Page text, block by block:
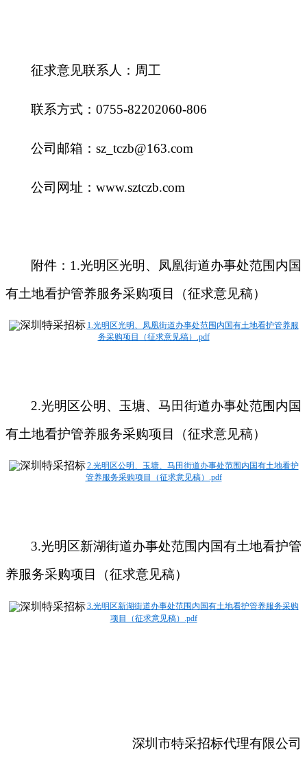
征求意见联系人：周工
联系方式：0755-82202060-806
公司邮箱：sz_tczb@163.com
公司网址：www.sztczb.com
附件：1.光明区光明、凤凰街道办事处范围内国
有土地看护管养服务采购项目（征求意见稿）
1.光明区光明、凤凰街道办事处范围内国有土地看护管养服
务采购项目（征求意见稿）.pdf
2.光明区公明、玉塘、马田街道办事处范围内国
有土地看护管养服务采购项目（征求意见稿）
2.光明区公明、玉塘、马田街道办事处范围内国有土地看护
管养服务采购项目（征求意见稿）.pdf
3.光明区新湖街道办事处范围内国有土地看护管
养服务采购项目（征求意见稿）
3.光明区新湖街道办事处范围内国有土地看护管养服务采购
项目（征求意见稿）.pdf
深圳市特采招标代理有限公司